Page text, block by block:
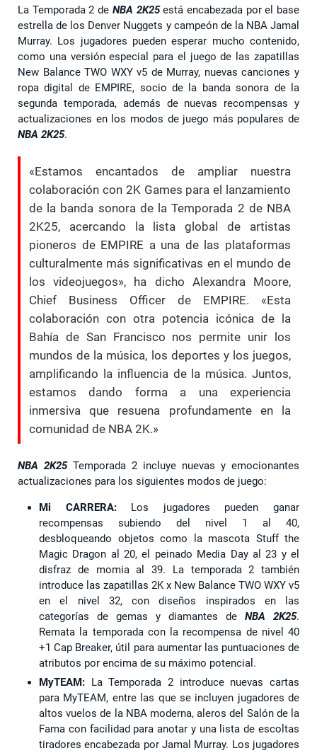
La Temporada 2 de NBA 2K25está encabezada por el base
estrella de los Denver Nuggets y campeón de la NBA Jamal
Murray. Los jugadores pueden esperar mucho contenido,
como una versión especial para el juego de las zapatillas
New Balance TWO WXY v5 de Murray, nuevas canciones y
ropa digital de EMPIRE, socio de la banda sonora de la
segunda temporada, además de nuevas recompensas y
actualizaciones en los modos de juego más populares de
NBA 2K25.
«Estamos encantados de ampliar nuestra
colaboración con 2K Games para el lanzamiento
de la banda sonora de la Temporada 2 de NBA
2K25, acercando la lista global de artistas
pioneros de EMPIRE a una de las plataformas
culturalmente más significativas en el mundo de
los videojuegos», ha dicho Alexandra Moore,
Chief Business Officer de EMPIRE. «Esta
colaboración con otra potencia icónica de la
Bahía de San Francisco nos permite unir los
mundos de la música, los deportes y los juegos,
amplificando la influencia de la música. Juntos,
estamos dando forma a una experiencia
inmersiva que resuena profundamente en la
comunidad de NBA 2K.»
NBA 2K25 Temporada 2 incluye nuevas y emocionantes
actualizaciones para los siguientes modos de juego:
Mi CARRERA: Los jugadores pueden ganar
recompensas subiendo del nivel 1 al 40,
desbloqueando objetos como la mascota Stuff the
Magic Dragon al 20, el peinado Media Day al 23 y el
disfraz de momia al 39. La temporada 2 también
introduce las zapatillas 2K x New Balance TWO WXY v5
en el nivel 32, con diseños inspirados en las
categorías de gemas y diamantes de NBA 2K25.
Remata la temporada con la recompensa de nivel 40
+1 Cap Breaker, útil para aumentar las puntuaciones de
atributos por encima de su máximo potencial.
MyTEAM: La Temporada 2 introduce nuevas cartas
para MyTEAM, entre las que se incluyen jugadores de
altos vuelos de la NBA moderna, aleros del Salón de la
Fama con facilidad para anotar y una lista de escoltas
tiradores encabezada por Jamal Murray. Los jugadores